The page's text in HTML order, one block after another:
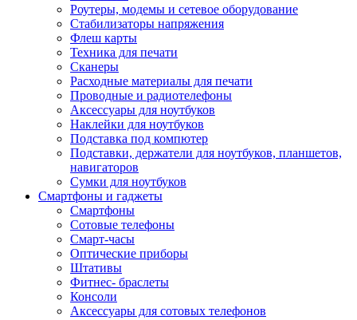
Роутеры, модемы и сетевое оборудование
Стабилизаторы напряжения
Флеш карты
Техника для печати
Сканеры
Расходные материалы для печати
Проводные и радиотелефоны
Аксессуары для ноутбуков
Наклейки для ноутбуков
Подставка под компютер
Подставки, держатели для ноутбуков, планшетов,
навигаторов
Сумки для ноутбуков
Смартфоны и гаджеты
Смартфоны
Сотовые телефоны
Смарт-часы
Оптические приборы
Штативы
Фитнес- браслеты
Консоли
Аксессуары для сотовых телефонов